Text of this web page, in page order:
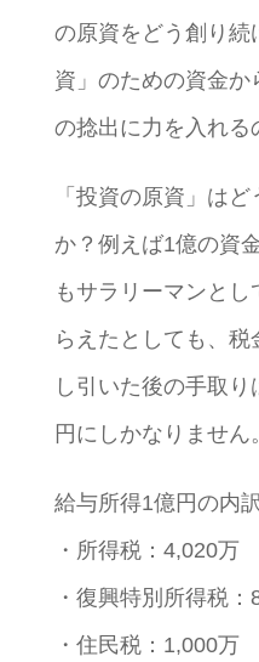
の原資をどう創り続
資」のための資金
の捻出に力を入れる
「投資の原資」は
か？例えば1億の資
もサラリーマンと
らえたとしても、
し引いた後の手取
円にしかなりません。
給与所得1億円の内訳
・所得税：4,020万
・復興特別所得税：
・住民税：1,000万